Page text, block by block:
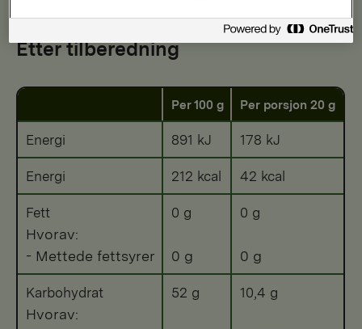
Etter tilberedning
Per 100 g Per porsjon 20 g
Energi 891 kJ 178 kJ
Energi 212 kcal 42 kcal
Fett
Hvorav:
- Mettede fettsyrer
0 g
0 g
0 g
0 g
Karbohydrat
Hvorav:
52 g 10,4 g